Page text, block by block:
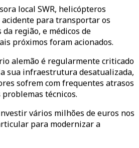
local SWR, helicópteros
acidente para transportar os
região, e médicos de
próximos foram acionados.
alemão é regularmente criticado
sua infraestrutura desatualizada,
sofrem com frequentes atrasos
técnicos.
vários milhões de euros nos
para modernizar a